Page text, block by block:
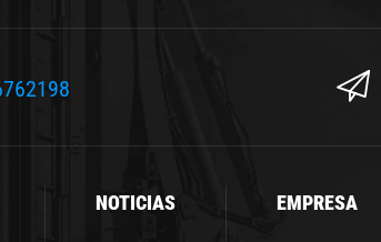
NOTICIAS EMPRESA